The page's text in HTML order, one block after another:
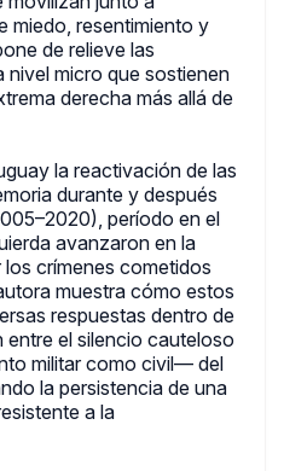
miedo, resentimiento y
de relieve las
nivel micro que sostienen
derecha más allá de
la reactivación de las
durante y después
período en el
avanzaron en la
crímenes cometidos
muestra cómo estos
respuestas dentro de
el silencio cauteloso
militar como civil— del
la persistencia de una
a la